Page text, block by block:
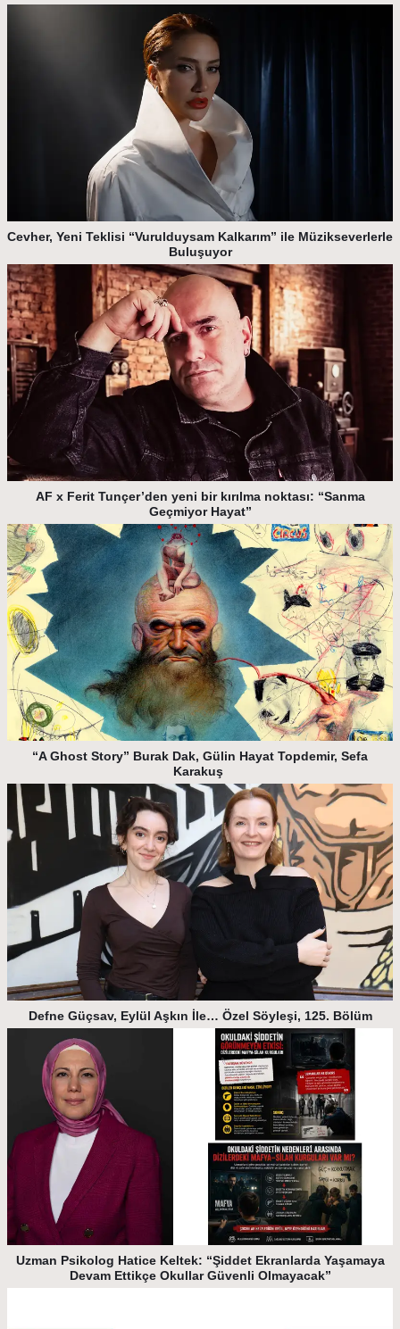
Cevher, Yeni Teklisi “Vurulduysam Kalkarım” ile Müzikseverlerle
Buluşuyor
AF x Ferit Tunçer’den yeni bir kırılma noktası: “Sanma
Geçmiyor Hayat”
“A Ghost Story” Burak Dak, Gülin Hayat Topdemir, Sefa
Karakuş
Defne Güçsav, Eylül Aşkın İle… Özel Söyleşi, 125. Bölüm
Uzman Psikolog Hatice Keltek: “Şiddet Ekranlarda Yaşamaya
Devam Ettikçe Okullar Güvenli Olmayacak”